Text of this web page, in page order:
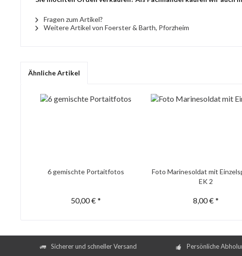
Fragen zum Artikel?
Weitere Artikel von Foerster & Barth, Pforzheim
Ähnliche Artikel
6 gemischte Portaitfotos
50,00 € *
Foto Marinesoldat mit
EK 2
8,00 € *
Sicherer und schneller Versand Persönliche